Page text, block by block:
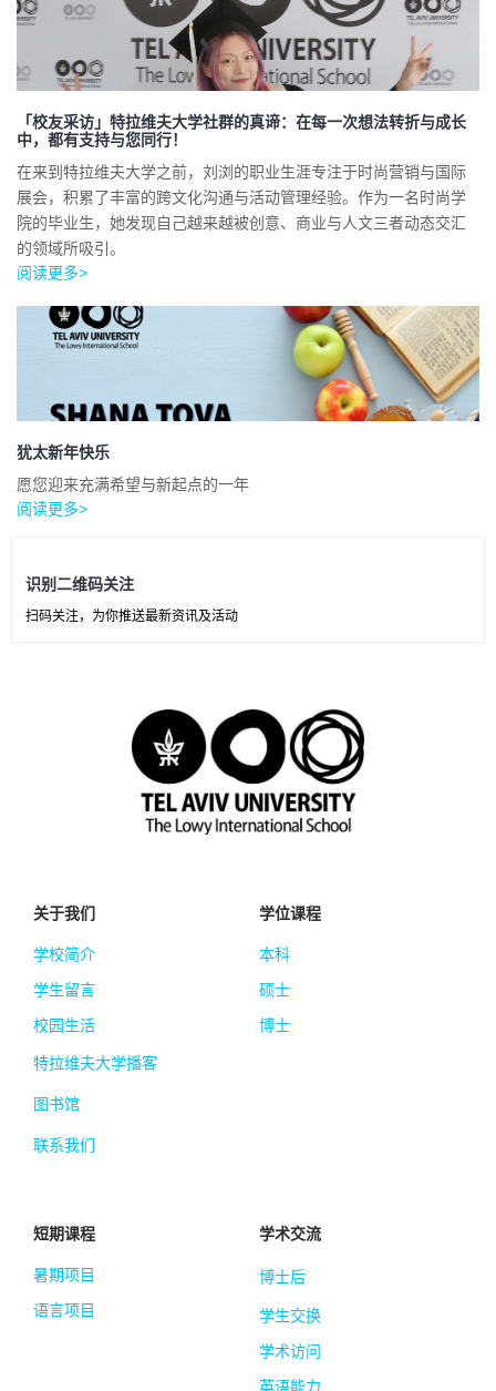
「校友采访」特拉维夫大学社群的真谛：在每一次想法转折与成长
中，都有支持与您同行！
在来到特拉维夫大学之前，刘浏的职业生涯专注于时尚营销与国际
展会，积累了丰富的跨文化沟通与活动管理经验。作为一名时尚学
院的毕业生，她发现自己越来越被创意、商业与人文三者动态交汇
的领域所吸引。
阅读更多>
犹太新年快乐
愿您迎来充满希望与新起点的一年
阅读更多>
识别二维码关注
扫码关注，为你推送最新资讯及活动
关于我们
学校简介
学生留言
校园生活
特拉维夫大学播客
图书馆
联系我们
学位课程
本科
硕士
博士
短期课程
暑期项目
语言项目
学术交流
博士后
学生交换
学术访问
英语能力